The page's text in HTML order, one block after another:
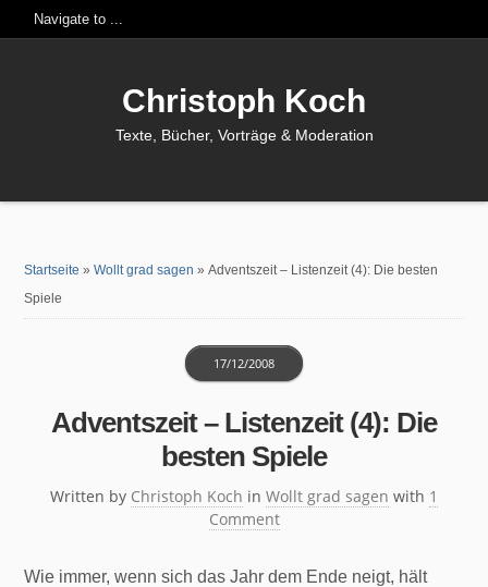
Christoph Koch
Texte, Bücher, Vorträge & Moderation
Startseite »Wollt grad sagen »Adventszeit – Listenzeit (4): Die besten
Spiele
Adventszeit – Listenzeit (4): Die
besten Spiele
Written by Christoph Koch
17/12/2008
in Wollt grad sagen with 1
Comment
Wie immer, wenn sich das Jahr dem Ende neigt, hält